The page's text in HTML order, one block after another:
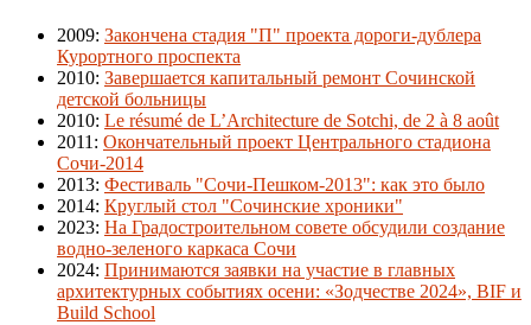
2009: Закончена стадия "П" проекта дороги-дублера
Курортного проспекта
2010: Завершается капитальный ремонт Сочинской
детской больницы
2010: Le résumé de L’Architecture de Sotchi, de 2 à 8 août
2011 : Окончательный проект Центрального стадиона
Сочи-2014
2013: Фестиваль "Сочи-Пешком-2013": как это было
2014: Круглый стол "Сочинские хроники"
2023: На Градостроительном совете обсудили создание
водно-зеленого каркаса Сочи
2024: Принимаются заявки на участие в главных
архитектурных событиях осени: «Зодчестве 2024», BIF и
Build School